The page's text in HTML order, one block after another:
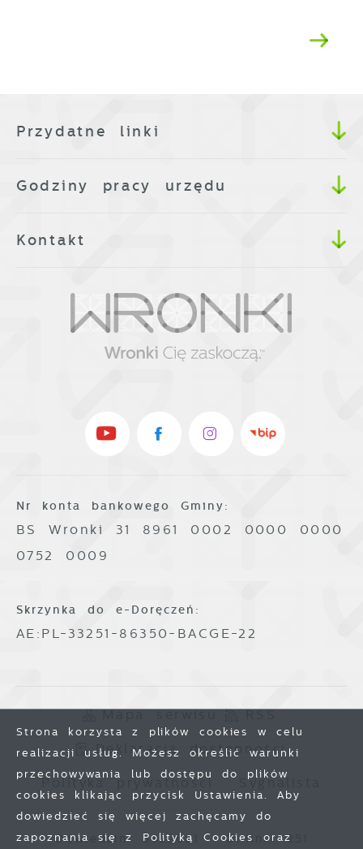
Przydatne linki
Godziny pracy urzędu
Kontakt
Nr konta bankowego Gminy:
BS Wronki 31 8961 0002 0000 0000
0752 0009
Skrzynka do e-Doręczeń:
AE:PL-33251-86350-BACGE-22
Mapa serwisu RSS
Deklaracja dostępności
Polityka prywatności Sygnalista
Odwiedzin: 3822661 Online: 251
Strona korzysta z plików cookies w celu
realizacji usług. Możesz określić warunki
przechowywania lub dostępu do plików
cookies klikając przycisk Ustawienia. Aby
dowiedzieć się więcej zachęcamy do
zapoznania się z Polityką Cookies oraz